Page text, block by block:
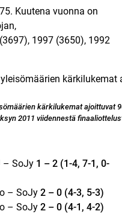
Kuutena vuonna on
1997 (3650), 1992
kärkilukemat ajoittuvat
2011 viidennestä
– SoJy 1 – 2 (1-4, 7-1, 0-
– SoJy 2 – 0 (4-3, 5-3)
– SoJy 2 – 0 (4-1, 4-2)